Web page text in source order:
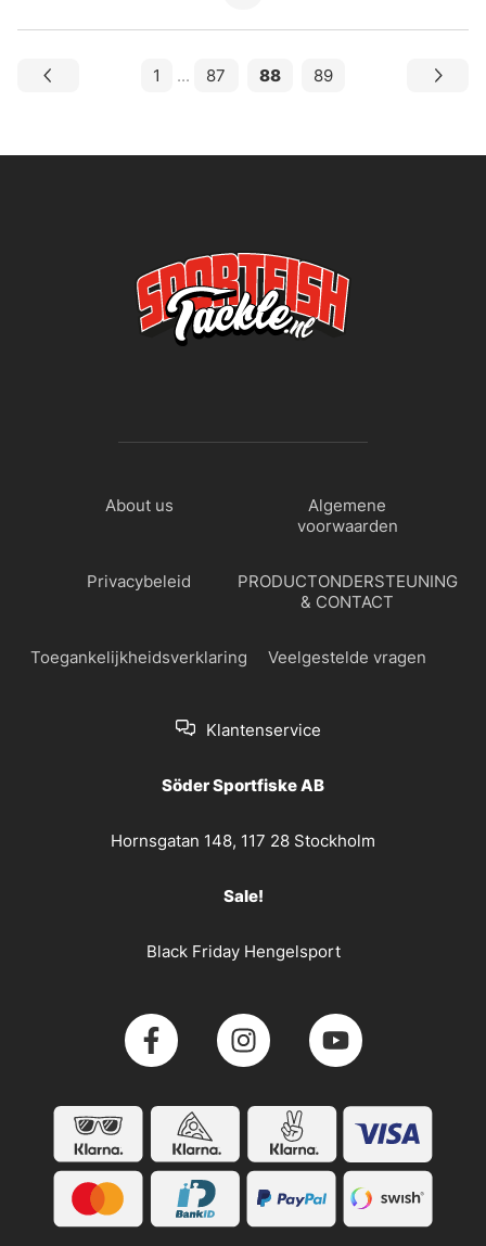
1 ... 87 88 89
About us
Algemene
voorwaarden
Privacybeleid
PRODUCTONDERSTEUNING
& CONTACT
Toegankelijkheidsverklaring Veelgestelde vragen
Klantenservice
Söder Sportfiske AB
Hornsgatan 148, 117 28 Stockholm
Sale!
Black Friday Hengelsport